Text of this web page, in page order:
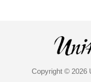
Copyright © 2026